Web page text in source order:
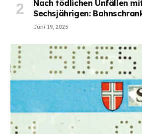
Nach tödlichen Unfällen
Sechsjährigen:
Juni 19, 2025